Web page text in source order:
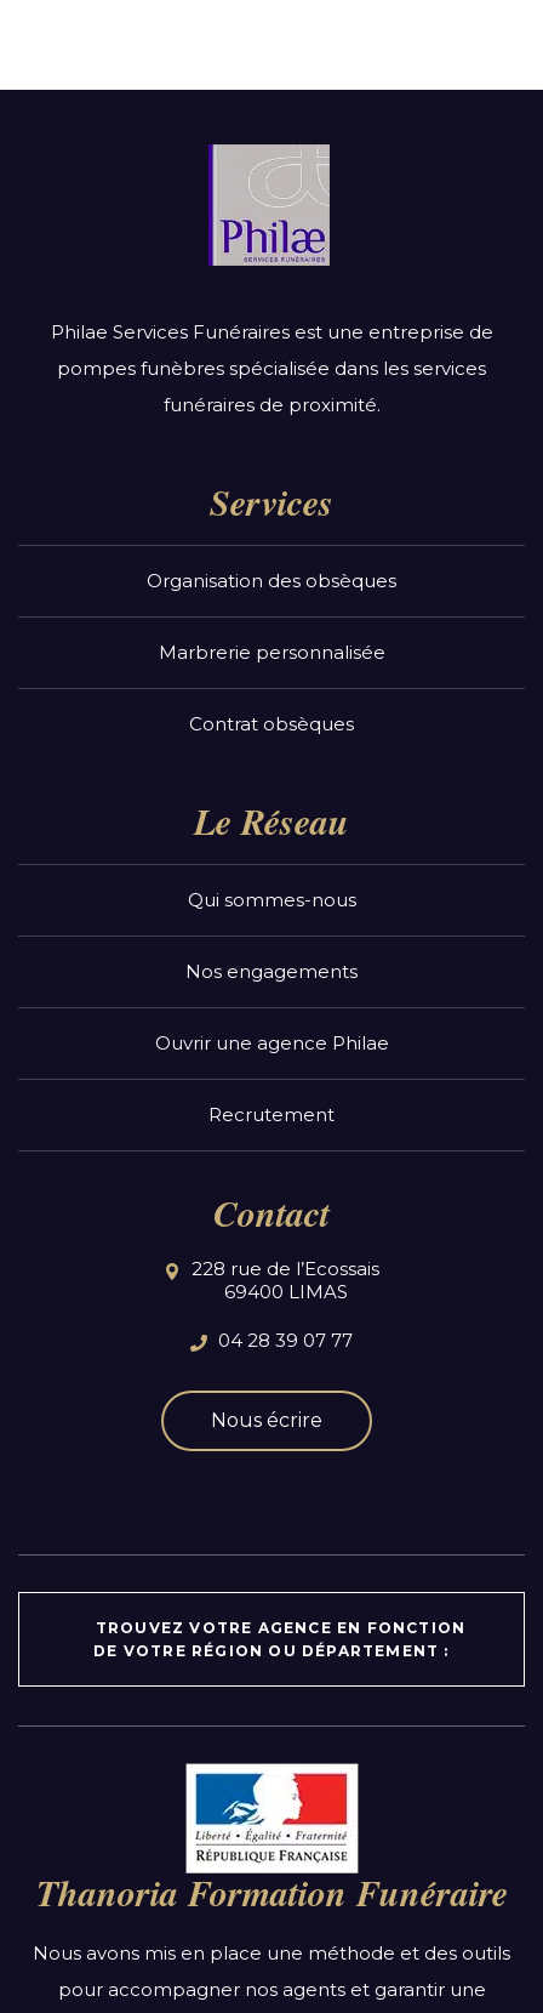
Philae Services Funéraires est une entreprise de
pompes funèbres spécialisée dans les services
funéraires de proximité.
Services
Organisation des obsèques
Marbrerie personnalisée
Contrat obsèques
Le Réseau
Qui sommes-nous
Nos engagements
Ouvrir une agence Philae
Recrutement
Contact
228 rue de l’Ecossais
69400 LIMAS
04 28 39 07 77
Nous écrire
TROUVEZ VOTRE AGENCE EN FONCTION
DE VOTRE RÉGION OU DÉPARTEMENT :
Auvergne-Rhône-Alpes
Bourgogne-Franche-Comté
Bretagne
Centre-Val de Loire
Grand Est
Thanoria Formation Funéraire
Nous avons mis en place une méthode et des outils
pour accompagner nos agents et garantir une